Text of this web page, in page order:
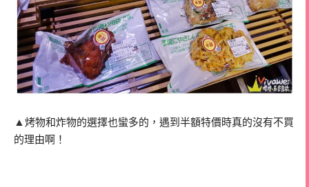
▲烤物和炸物的選擇也蠻多的，遇到半額特價時真的沒有不買
的理由啊！